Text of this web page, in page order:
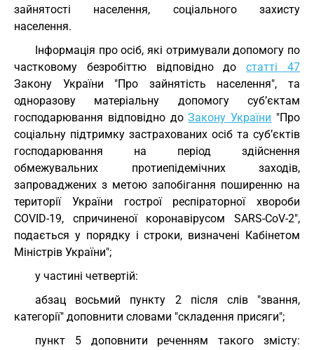
зайнятості населення, соціального захисту
населення.
Інформація про осіб, які отримували допомогу по
частковому безробіттю відповідно достатті 47
Закону України "Про зайнятість населення", та
одноразову матеріальну допомогу суб’єктам
господарювання відповідно доЗакону України "Про
соціальну підтримку застрахованих осіб та суб’єктів
господарювання на період здійснення
обмежувальних протиепідемічних заходів,
запроваджених з метою запобігання поширенню на
території України гострої респіраторної хвороби
COVID-19, спричиненої коронавірусом SARS-CoV-2",
подається у порядку і строки, визначені Кабінетом
Міністрів України";
у частині четвертій:
абзац восьмий пункту 2 після слів "звання,
категорії" доповнити словами "складення присяги";
пункт 5 доповнити реченням такого змісту: